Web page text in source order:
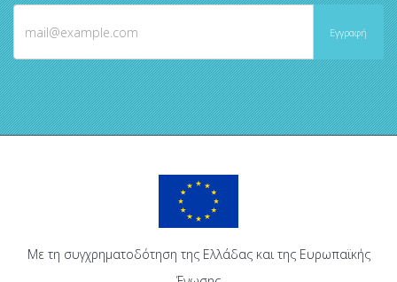
Με τη συγχρηματοδότηση της Ελλάδας και της Ευρωπαϊκής